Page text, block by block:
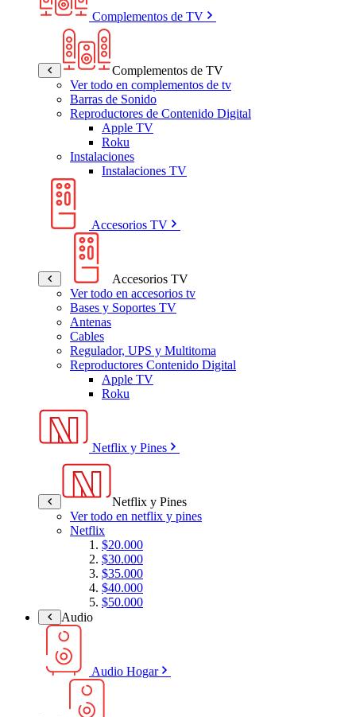
Complementos de TV
Complementos de TV
Ver todo en complementos de tv
Barras de Sonido
Reproductores de Contenido Digital
Apple TV
Roku
Instalaciones
Instalaciones TV
Accesorios TV
Accesorios TV
Ver todo en accesorios tv
Bases y Soportes TV
Antenas
Cables
Regulador, UPS y Multitoma
Reproductores Contenido Digital
Apple TV
Roku
Netflix y Pines
Netflix y Pines
Ver todo en netflix y pines
Netflix
$20.000
$30.000
$35.000
$40.000
$50.000
Audio
Audio Hogar